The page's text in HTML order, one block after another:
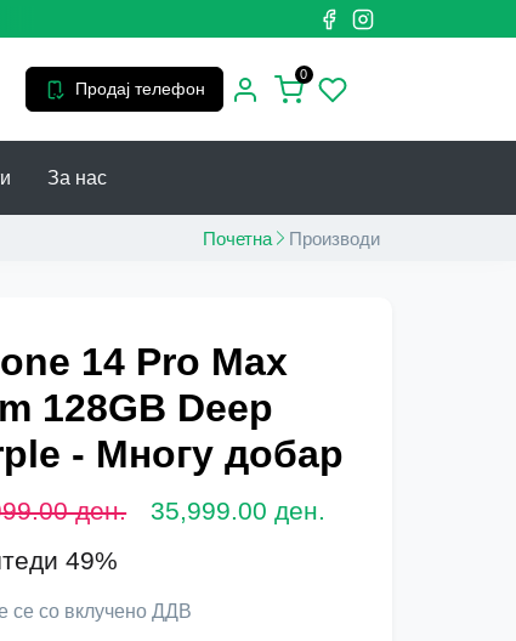
Продај телефон
0
За нас
Почетна Производи
14 Pro Max
128GB Deep
- Многу добар
ден.
35,999.00 ден.
49%
се со вклучено ДДВ